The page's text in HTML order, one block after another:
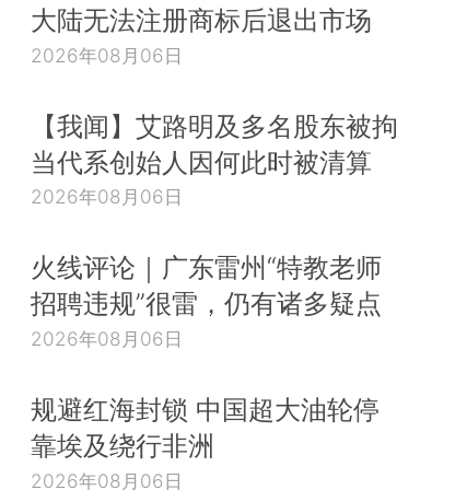
大陆无法注册商标后退出市场
2026年08月06日
【我闻】艾路明及多名股东被拘
当代系创始人因何此时被清算
2026年08月06日
火线评论｜广东雷州“特教老师
招聘违规”很雷，仍有诸多疑点
2026年08月06日
规避红海封锁 中国超大油轮停
靠埃及绕行非洲
2026年08月06日